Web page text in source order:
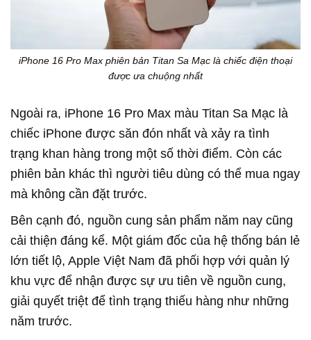
iPhone 16 Pro Max phiên bản Titan Sa Mạc là chiếc điện thoại
được ưa chuộng nhất
Ngoài ra, iPhone 16 Pro Max màu Titan Sa Mạc là
chiếc iPhone được săn đón nhất và xảy ra tình
trạng khan hàng trong một số thời điểm. Còn các
phiên bản khác thì người tiêu dùng có thể mua ngay
mà không cần đặt trước.
Bên cạnh đó, nguồn cung sản phẩm năm nay cũng
cải thiện đáng kể. Một giám đốc của hệ thống bán lẻ
lớn tiết lộ, Apple Việt Nam đã phối hợp với quản lý
khu vực để nhận được sự ưu tiên về nguồn cung,
giải quyết triệt để tình trạng thiếu hàng như những
năm trước.